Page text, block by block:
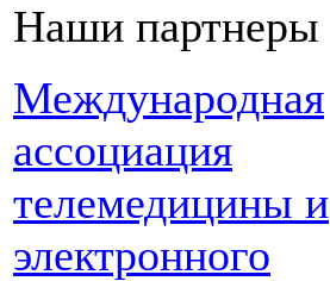
Наши партнеры
Международная
ассоциация
телемедицины и
электронного